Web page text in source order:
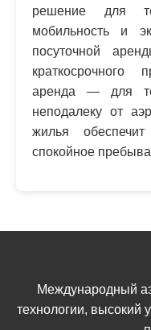
решение для
мобильность и
посуточной
краткосрочного
аренда — для
неподалеку от
жилья
спокойное
Международный
технологии, высокий